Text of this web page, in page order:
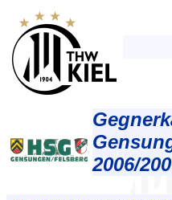
2006/